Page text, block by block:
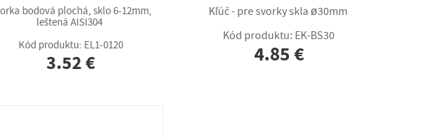
bodová plochá, sklo 6-12mm,
leštená AISI304
Kód produktu: EL1-0120
3.52 €
Kľúč - pre svorky skla ø30mm
Kód produktu: EK-BS30
4.85 €